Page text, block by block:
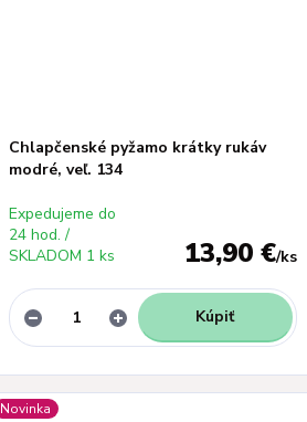
Chlapčenské pyžamo krátky rukáv
modré, veľ. 134
13,90 €/ks
Expedujeme do
24 hod. /
SKLADOM 1 ks
Kúpiť
Novinka